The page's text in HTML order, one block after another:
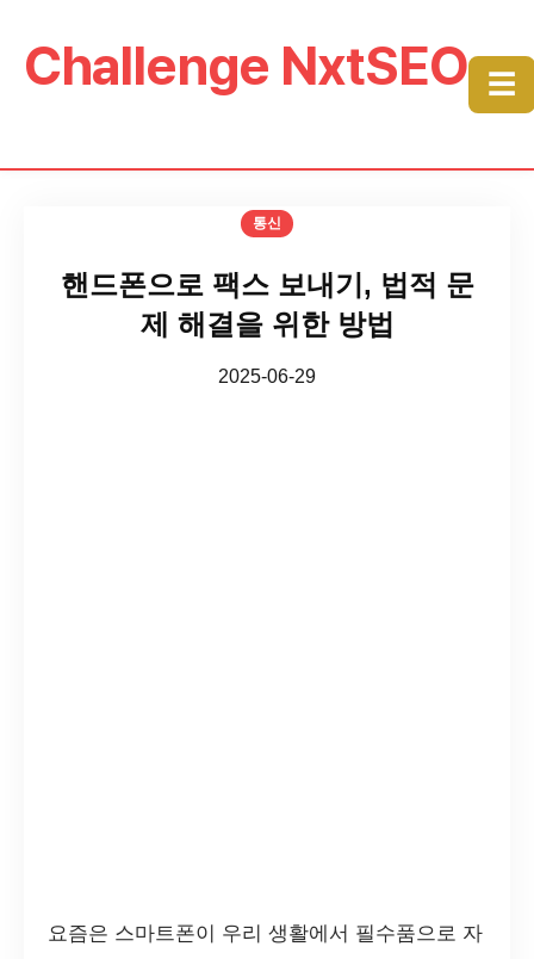
Challenge NxtSEO ☰
통신
핸드폰으로 팩스 보내기, 법적 문
제 해결을 위한 방법
2025-06-29
요즘은 스마트폰이 우리 생활에서 필수품으로 자